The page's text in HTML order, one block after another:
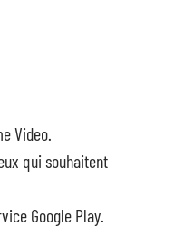
Video.
qui souhaitent
Google Play.